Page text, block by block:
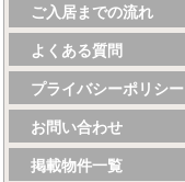
ご入居までの流れ
よくある質問
プライバシーポリシー
お問い合わせ
掲載物件一覧